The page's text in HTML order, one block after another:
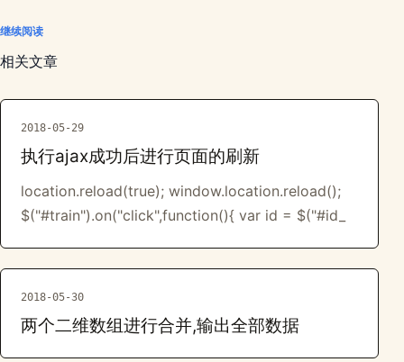
继续阅读
相关文章
2018-05-29
执行ajax成功后进行页面的刷新
location.reload(true); window.location.reload();
$("#train").on("click",function(){ var id = $("#id_
2018-05-30
两个二维数组进行合并,输出全部数据